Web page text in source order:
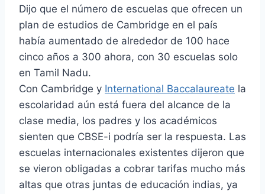
Dijo que el número de escuelas que ofrecen un
plan de estudios de Cambridge en el país
había aumentado de alrededor de 100 hace
cinco años a 300 ahora, con 30 escuelas solo
en Tamil Nadu.
Con Cambridge y International Baccalaureate la
escolaridad aún está fuera del alcance de la
clase media, los padres y los académicos
sienten que CBSE-i podría ser la respuesta. Las
escuelas internacionales existentes dijeron que
se vieron obligadas a cobrar tarifas mucho más
altas que otras juntas de educación indias, ya